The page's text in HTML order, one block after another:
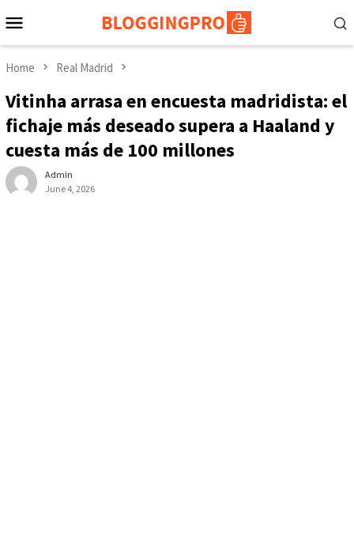
to
Menu
Home Real Madrid
Vitinha arrasa en encuesta madridista: el
fichaje más deseado supera a Haaland y
cuesta más de 100 millones
Admin
June 4, 2026